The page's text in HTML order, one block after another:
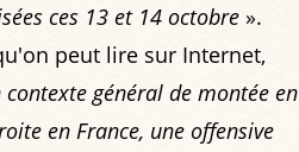
ces 13 et 14 octobre ».
peut lire sur Internet,
contexte général de montée en
en France, une offensive